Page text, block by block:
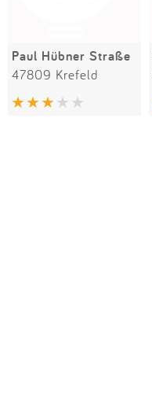
Paul Hübner Straße
47809 Krefeld